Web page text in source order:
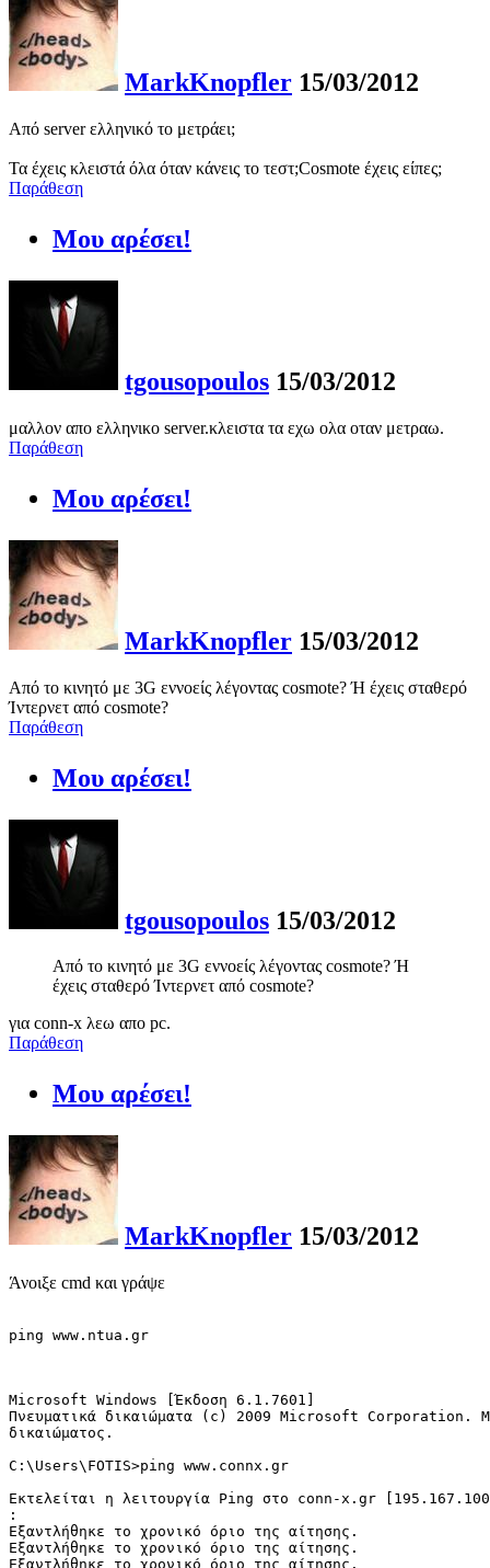
MarkKnopfler 15/03/2012
Από server ελληνικό το μετράει;
Τα έχεις κλειστά όλα όταν κάνεις το τεστ;Cosmote έχεις είπες;
Παράθεση
Μου αρέσει!
tgousopoulos 15/03/2012
μαλλον απο ελληνικο server.κλειστα τα εχω ολα οταν μετραω.
Παράθεση
Μου αρέσει!
MarkKnopfler 15/03/2012
Από το κινητό με 3G εννοείς λέγοντας cosmote? Ή έχεις σταθερό
Ίντερνετ από cosmote?
Παράθεση
Μου αρέσει!
tgousopoulos 15/03/2012
Από το κινητό με 3G εννοείς λέγοντας cosmote? Ή
έχεις σταθερό Ίντερνετ από cosmote?
για conn-x λεω απο pc.
Παράθεση
Μου αρέσει!
MarkKnopfler 15/03/2012
Άνοιξε cmd και γράψε
ping www.ntua.gr
Microsoft Windows [Έκδοση 6.1.7601]
Πνευματικά δικαιώματα (c) 2009 Microsoft Corporation.
δικαιώματος.
C:\Users\FOTIS>ping www.connx.gr
Εκτελείται η λειτουργία Ping στο conn-x.gr
:
Εξαντλήθηκε το χρονικό όριο της αίτησης.
Εξαντλήθηκε το χρονικό όριο της αίτησης.
Εξαντλήθηκε το χρονικό όριο της αίτησης.